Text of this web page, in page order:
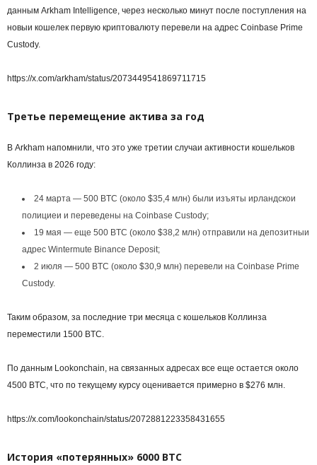
данным Arkham Intelligence, через несколько минут после поступления на
новыи кошелек первую криптовалюту перевели на адрес Coinbase Prime
Custody.
https://x.com/arkham/status/2073449541869711715
Третье перемещение актива за год
В Arkham напомнили, что это уже третии случаи активности кошельков
Коллинза в 2026 году:
24 марта — 500 BTC (около $35,4 млн) были изъяты ирландскои
полициеи и переведены на Coinbase Custody;
19 мая — еще 500 BTC (около $38,2 млн) отправили на депозитныи
адрес Wintermute Binance Deposit;
2 июля — 500 BTC (около $30,9 млн) перевели на Coinbase Prime
Custody.
Таким образом, за последние три месяца с кошельков Коллинза
переместили 1500 BTC.
По данным Lookonchain, на связанных адресах все еще остается около
4500 BTC, что по текущему курсу оценивается примерно в $276 млн.
https://x.com/lookonchain/status/2072881223358431655
История «потерянных» 6000 BTC